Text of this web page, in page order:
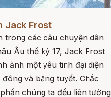
Jack Frost
trong các câu chuyện dân
Âu thế kỷ 17, Jack Frost
ảnh một yêu tinh đại diện
đông và băng tuyết. Chắc
chúng ta đều liên tưởng